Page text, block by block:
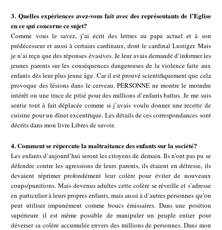
3. Quelles expériences avez-vous fait avec des représentants de l’Eglise
en ce qui concerne ce sujet?
Comme vous le savez, j’ai écrit des lettres au pape actuel et à son
prédécesseur et aussi à certains cardinaux, dont le cardinal Lustiger. Mais
je n’ai reçu que des réponses évasives. Je leur avais demandé d’informer les
jeunes parents sur les conséquences dangereuses de la violence faite aux
enfants dès leur plus jeune âge. Car il est prouvé scientifiquement que cela
provoque des lésions dans le cerveau. PERSONNE ne montre le moindre
intérêt ou une trace de pitié pour des millions d’enfants battus. Je me suis
sentie tout à fait déplacée comme si j’avais voulu donner une recette de
cuisine pour un dîner excentrique. Les détails de ces correspondances sont
décrits dans mon livre Libres de savoir.
4. Comment se répercute la maltraitance des enfants sur la société?
Les enfants d’aujourd’hui seront les citoyens de demain. Ils n’ont pas pu se
défendre contre les agressions de leurs parents, ils étaient en détresse, ils
devaient réprimer profondément leur colère pour éviter de nouveaux
coups/punitions. Mais devenus adultes cette colère se réveille et s’adresse
en particulier à leurs propres enfants, mais aussi à d’autres personnes qu’on
peut utiliser impunément comme boucs émissaires. Dans une position
supérieure il est même possible de manipuler un peuple entier pour
déverser sa colère accumulée envers des millions de personnes. Dans mon